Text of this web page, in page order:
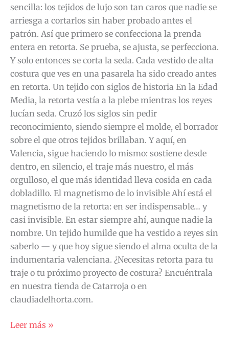
sencilla: los tejidos de lujo son tan caros que nadie se
arriesga a cortarlos sin haber probado antes el
patrón. Así que primero se confecciona la prenda
entera en retorta. Se prueba, se ajusta, se perfecciona.
Y solo entonces se corta la seda. Cada vestido de alta
costura que ves en una pasarela ha sido creado antes
en retorta. Un tejido con siglos de historia En la Edad
Media, la retorta vestía a la plebe mientras los reyes
lucían seda. Cruzó los siglos sin pedir
reconocimiento, siendo siempre el molde, el borrador
sobre el que otros tejidos brillaban. Y aquí, en
Valencia, sigue haciendo lo mismo: sostiene desde
dentro, en silencio, el traje más nuestro, el más
orgulloso, el que más identidad lleva cosida en cada
dobladillo. El magnetismo de lo invisible Ahí está el
magnetismo de la retorta: en ser indispensable… y
casi invisible. En estar siempre ahí, aunque nadie la
nombre. Un tejido humilde que ha vestido a reyes sin
saberlo — y que hoy sigue siendo el alma oculta de la
indumentaria valenciana. ¿Necesitas retorta para tu
traje o tu próximo proyecto de costura? Encuéntrala
en nuestra tienda de Catarroja o en
claudiadelhorta.com.
Leer más »